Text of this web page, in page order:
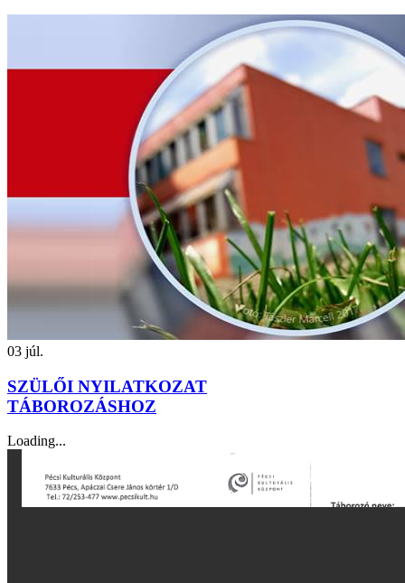
03 júl.
SZÜLŐI NYILATKOZAT
TÁBOROZÁSHOZ
Loading...